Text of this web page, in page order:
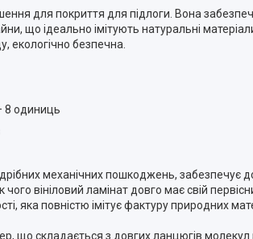
для покриття для підлоги. Вона
що ідеально імітують натуральні
екологічно безпечна.
8 одиниць
механічних пошкоджень, забезпечує
вініловий ламінат довго має свій
яка повністю імітує фактуру природних
що складається з довгих ланцюгів